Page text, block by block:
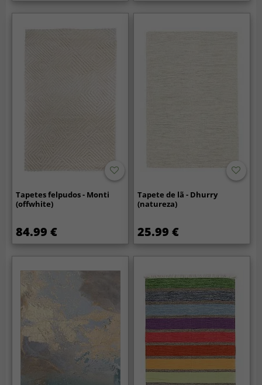
Tapetes felpudos - Monti
(offwhite)
84.99 €
Tapete de lã - Dhurry
(natureza)
25.99 €